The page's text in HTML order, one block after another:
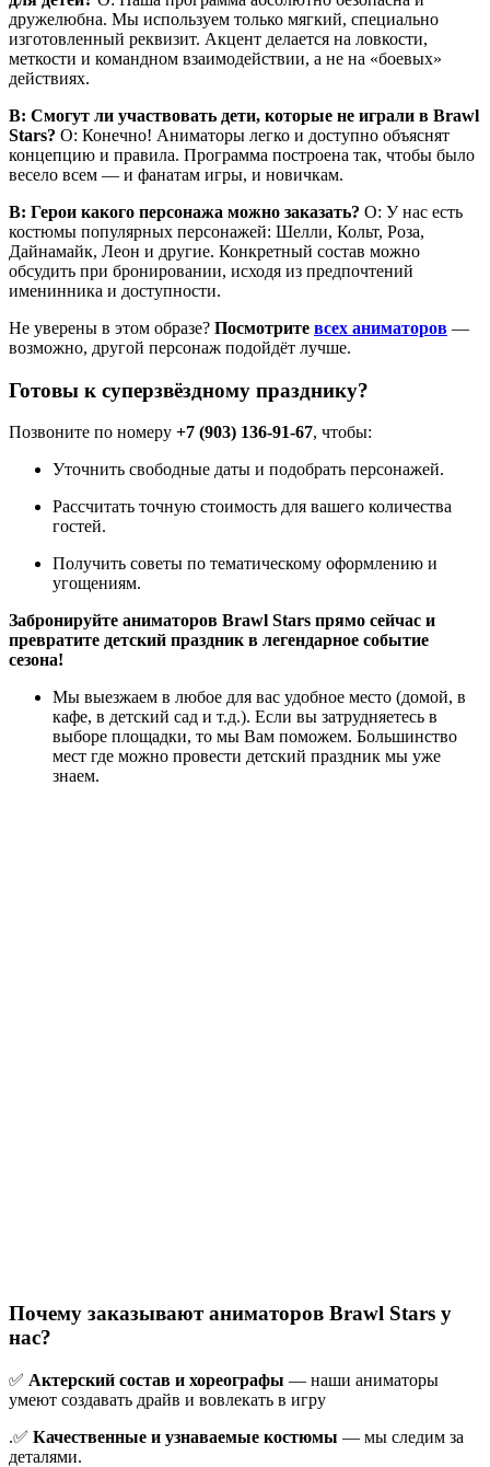
дружелюбна. Мы используем только мягкий, специально
изготовленный реквизит. Акцент делается на ловкости,
меткости и командном взаимодействии, а не на «боевых»
действиях.
В: Смогут ли участвовать дети, которые не играли в Brawl
Stars? О: Конечно! Аниматоры легко и доступно объяснят
концепцию и правила. Программа построена так, чтобы было
весело всем — и фанатам игры, и новичкам.
В: Герои какого персонажа можно заказать? О: У нас есть
костюмы популярных персонажей: Шелли, Кольт, Роза,
Дайнамайк, Леон и другие. Конкретный состав можно
обсудить при бронировании, исходя из предпочтений
именинника и доступности.
Не уверены в этом образе? Посмотрите всех аниматоров —
возможно, другой персонаж подойдёт лучше.
Готовы к суперзвёздному празднику?
Позвоните по номеру +7 (903) 136-91-67, чтобы:
Уточнить свободные даты и подобрать персонажей.
Рассчитать точную стоимость для вашего количества
гостей.
Получить советы по тематическому оформлению и
угощениям.
Забронируйте аниматоров Brawl Stars прямо сейчас и
превратите детский праздник в легендарное событие
сезона!
Мы выезжаем в любое для вас удобное место (домой, в
кафе, в детский сад и т.д.). Если вы затрудняетесь в
выборе площадки, то мы Вам поможем. Большинство
мест где можно провести детский праздник мы уже
знаем.
Почему заказывают аниматоров Brawl Stars у
нас?
✅ Актерский состав и хореографы — наши аниматоры
умеют создавать драйв и вовлекать в игру
.✅ Качественные и узнаваемые костюмы — мы следим за
деталями.